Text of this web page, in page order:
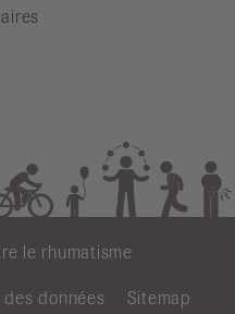
le rhumatisme
données Sitemap